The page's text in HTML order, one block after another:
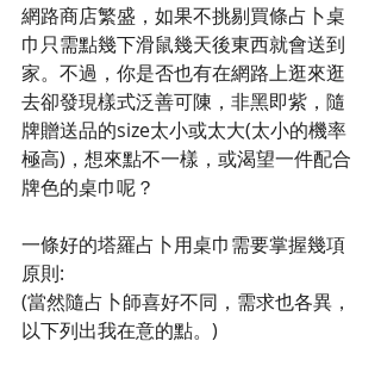
網路商店繁盛，如果不挑剔買條占卜桌
巾只需點幾下滑鼠幾天後東西就會送到
家。不過，你是否也有在網路上逛來逛
去卻發現樣式泛善可陳，非黑即紫，隨
牌贈送品的size太小或太大(太小的機率
極高)，想來點不一樣，或渴望一件配合
牌色的桌巾呢？
一條好的塔羅占卜用桌巾需要掌握幾項
原則:
(當然隨占卜師喜好不同，需求也各異，
以下列出我在意的點。)